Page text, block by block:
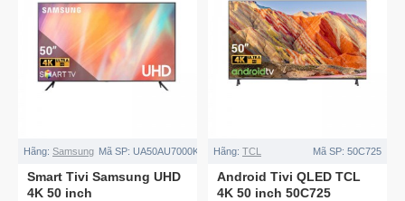
Hãng: Samsung Mã SP: UA50AU7000KXXV
Smart Tivi Samsung UHD
4K 50 inch
Hãng: TCL Mã SP: 50C725
Android Tivi QLED TCL
4K 50 inch 50C725